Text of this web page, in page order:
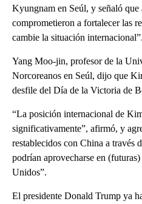
Kyungnam en Seúl, y señaló que
comprometieron a fortalecer las
cambie la situación internacional”.
Yang Moo-jin, profesor de la
Norcoreanos en Seúl, dijo que
desfile del Día de la Victoria de
“La posición internacional de
significativamente”, afirmó, y
restablecidos con China a través
podrían aprovecharse en
Unidos”.
El presidente Donald Trump ya